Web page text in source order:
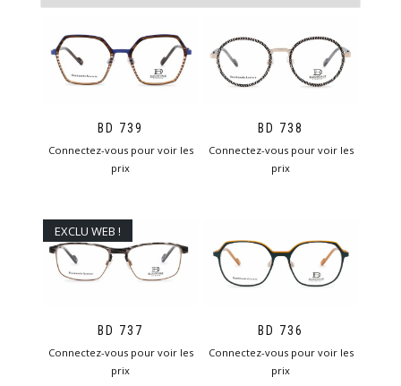
BD 739
Connectez-vous pour voir les
prix
BD 738
Connectez-vous pour voir les
prix
EXCLU WEB !
BD 737
Connectez-vous pour voir les
prix
BD 736
Connectez-vous pour voir les
prix